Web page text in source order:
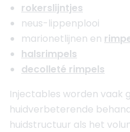
rokerslijntjes
neus-lippenplooi
marionetlijnen en
halsrimpels
decolleté rimpels
Injectables worden vaak
huidverbeterende
huidstructuur als het